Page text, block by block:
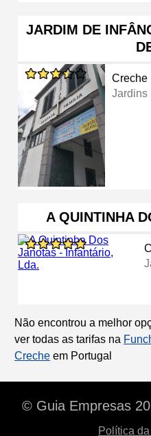
JARDIM DE
Creche
Jardins
A QUINTINHA
Não encontrou a melhor
ver todas as tarifas na
Creche em Portugal
© Guia Empresas
Política